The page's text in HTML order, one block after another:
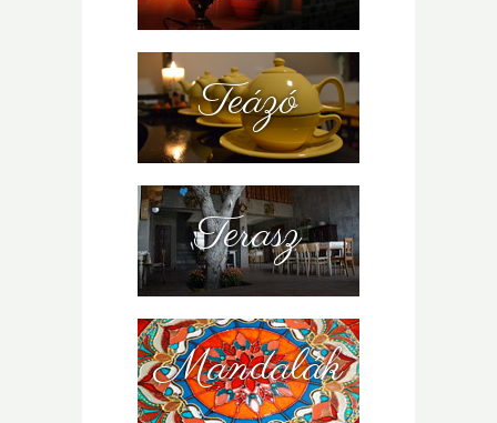
Teázó
Terasz
Mandalák